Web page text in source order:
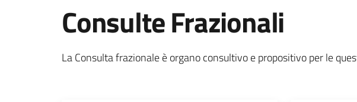
Consulte Frazionali
La Consulta frazionale è organo consultivo e propositivo per le